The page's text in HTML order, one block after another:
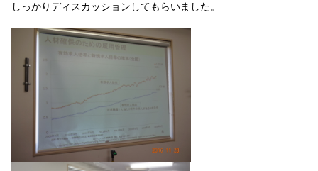
しっかりディスカッションしてもらいました。